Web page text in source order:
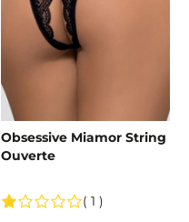
Obsessive Miamor String
Ouverte
( 1 )